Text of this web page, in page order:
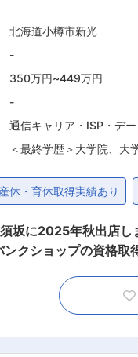
北海道小樽市新光
-
350万円~449万円
-
通信キャリア・ISP・デ
＜最終学歴＞大学院、大
産休・育休取得実績あり
坂に2025年秋出店
クショップの資格
自身で設定し、年4回